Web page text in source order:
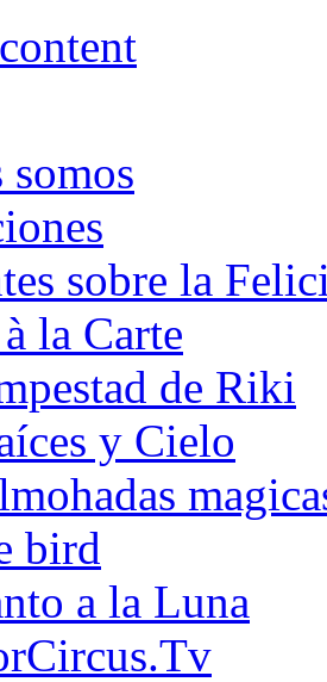
somos
sobre la
la Carte
de Riki
y Cielo
bird
a la Luna